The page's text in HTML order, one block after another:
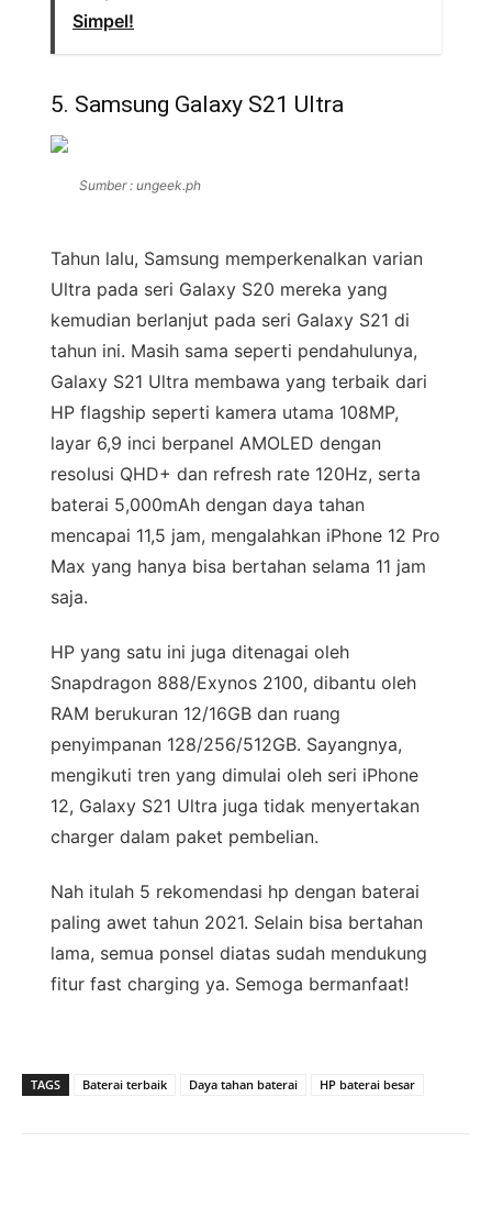
Simpel!
5. Samsung Galaxy S21 Ultra
Sumber : ungeek.ph
Tahun lalu, Samsung memperkenalkan varian
Ultra pada seri Galaxy S20 mereka yang
kemudian berlanjut pada seri Galaxy S21 di
tahun ini. Masih sama seperti pendahulunya,
Galaxy S21 Ultra membawa yang terbaik dari
HP flagship seperti kamera utama 108MP,
layar 6,9 inci berpanel AMOLED dengan
resolusi QHD+ dan refresh rate 120Hz, serta
baterai 5,000mAh dengan daya tahan
mencapai 11,5 jam, mengalahkan iPhone 12 Pro
Max yang hanya bisa bertahan selama 11 jam
saja.
HP yang satu ini juga ditenagai oleh
Snapdragon 888/Exynos 2100, dibantu oleh
RAM berukuran 12/16GB dan ruang
penyimpanan 128/256/512GB. Sayangnya,
mengikuti tren yang dimulai oleh seri iPhone
12, Galaxy S21 Ultra juga tidak menyertakan
charger dalam paket pembelian.
Nah itulah 5 rekomendasi hp dengan baterai
paling awet tahun 2021. Selain bisa bertahan
lama, semua ponsel diatas sudah mendukung
fitur fast charging ya. Semoga bermanfaat!
TAGS Baterai terbaik Daya tahan baterai HP baterai besar